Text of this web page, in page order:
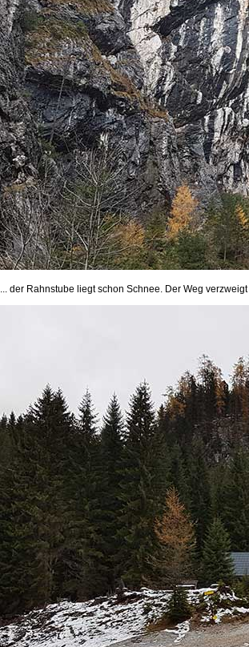
... der Rahnstube liegt schon Schnee. Der Weg